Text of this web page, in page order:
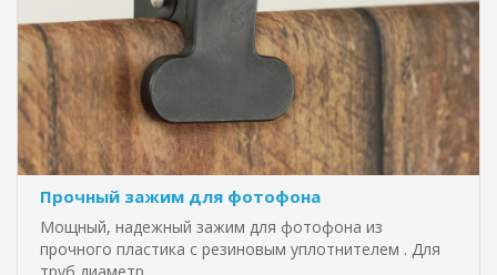
Прочный зажим для фотофона
Мощный, надежный зажим для фотофона из
прочного пластика с резиновым уплотнителем . Для
труб диаметр..